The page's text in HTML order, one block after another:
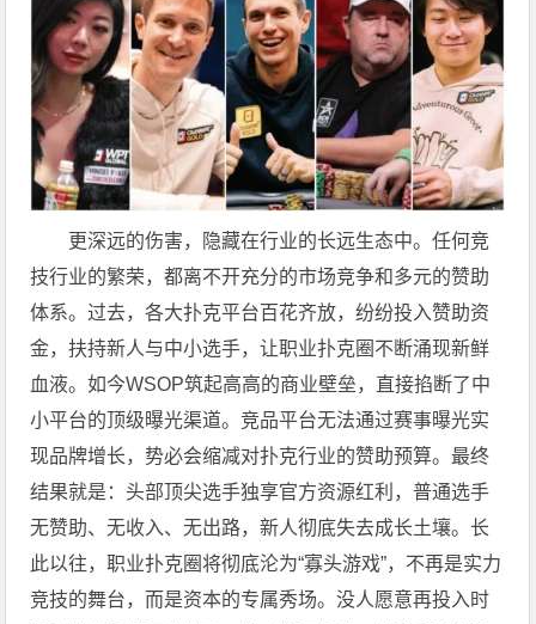
更深远的伤害，隐藏在行业的长远生态中。任何竞
技行业的繁荣，都离不开充分的市场竞争和多元的赞助
体系。过去，各大扑克平台百花齐放，纷纷投入赞助资
金，扶持新人与中小选手，让职业扑克圈不断涌现新鲜
血液。如今WSOP筑起高高的商业壁垒，直接掐断了中
小平台的顶级曝光渠道。竞品平台无法通过赛事曝光实
现品牌增长，势必会缩减对扑克行业的赞助预算。最终
结果就是：头部顶尖选手独享官方资源红利，普通选手
无赞助、无收入、无出路，新人彻底失去成长土壤。长
此以往，职业扑克圈将彻底沦为“寡头游戏”，不再是实力
竞技的舞台，而是资本的专属秀场。没人愿意再投入时